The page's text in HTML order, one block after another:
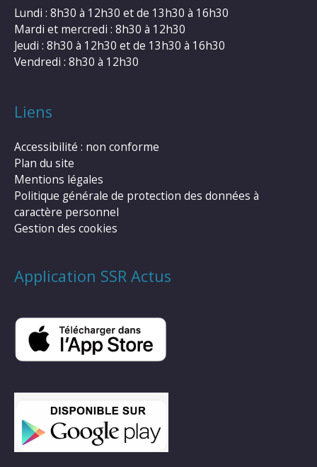
Lundi : 8h30 à 12h30 et de 13h30 à 16h30
Mardi et mercredi : 8h30 à 12h30
Jeudi : 8h30 à 12h30 et de 13h30 à 16h30
Vendredi : 8h30 à 12h30
Liens
Accessibilité : non conforme
Plan du site
Mentions légales
Politique générale de protection des données à
caractère personnel
Gestion des cookies
Application SSR Actus